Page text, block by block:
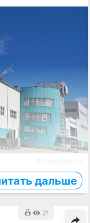
дальше
21